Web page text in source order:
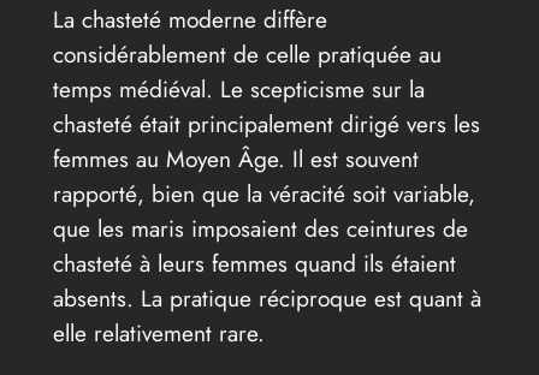
La chasteté moderne diffère
considérablement de celle pratiquée au
temps médiéval. Le scepticisme sur la
chasteté était principalement dirigé vers les
femmes au Moyen Âge. Il est souvent
rapporté, bien que la véracité soit variable,
que les maris imposaient des ceintures de
chasteté à leurs femmes quand ils étaient
absents. La pratique réciproque est quant à
elle relativement rare.